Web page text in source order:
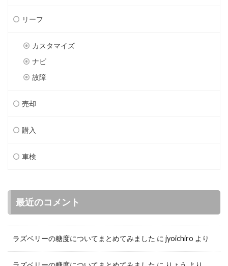
リーフ
カスタマイズ
ナビ
故障
売却
購入
車検
最近のコメント
ラズベリーの糖度についてまとめてみました に jyoichiro より